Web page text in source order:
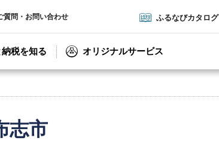
質問・お問い合わせ ふるなびカタログ
税を知る オリジナルサービス
志市